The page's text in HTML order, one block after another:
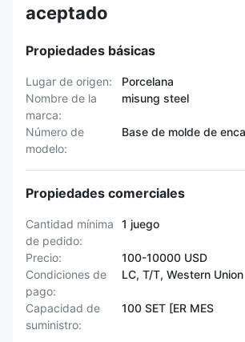
aceptado
Propiedades básicas
Lugar de origen:
Porcelana
Nombre de la
marca:
misung steel
Número de
modelo:
Base de molde de
Propiedades comerciales
Cantidad mínima
de pedido:
1 juego
Precio:
100-10000 USD
Condiciones de
pago:
LC, T/T, Western Union
Capacidad de
suministro:
100 SET [ER MES